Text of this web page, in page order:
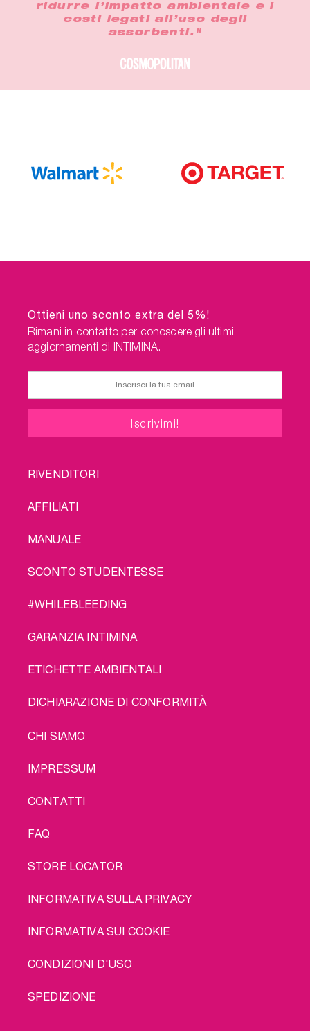
ridurre l’impatto ambientale e i
costi legati all’uso degli
assorbenti."
Ottieni uno sconto extra del 5%!
Rimani in contatto per conoscere gli ultimi
aggiornamenti di INTIMINA.
FOOTER
RIVENDITORI
AFFILIATI
MANUALE
SCONTO STUDENTESSE
#WHILEBLEEDING
GARANZIA INTIMINA
ETICHETTE AMBIENTALI
DICHIARAZIONE DI CONFORMITÀ
LEGAL
CHI SIAMO
IMPRESSUM
CONTATTI
FAQ
STORE LOCATOR
INFORMATIVA SULLA PRIVACY
INFORMATIVA SUI COOKIE
CONDIZIONI D'USO
SPEDIZIONE